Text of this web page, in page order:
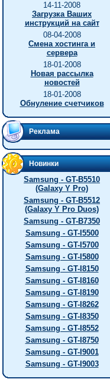
14-11-2008
Загрузка Ваших
инструкций на сайт
08-04-2008
Смена хостинга и
сервера
18-01-2008
Новая рассылка
новостей
18-01-2008
Обнуление счетчиков
Реклама
Новинки
Samsung - GT-B5510
(Galaxy Y Pro)
Samsung - GT-B5512
(Galaxy Y Pro Duos)
Samsung - GT-B7350
Samsung - GT-I5500
Samsung - GT-I5700
Samsung - GT-I5800
Samsung - GT-I8150
Samsung - GT-I8160
Samsung - GT-I8190
Samsung - GT-I8262
Samsung - GT-I8350
Samsung - GT-I8552
Samsung - GT-I8750
Samsung - GT-I9001
Samsung - GT-I9003